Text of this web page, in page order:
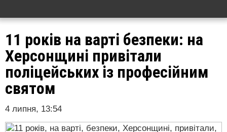
11 років на варті безпеки: на
Херсонщині привітали
поліцейських із професійним
святом
4 липня, 13:54